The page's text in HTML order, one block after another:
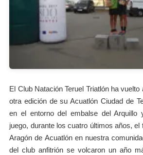
El Club Natación Teruel Triatlón ha
otra edición de su Acuatlón Ciudad de
en el entorno del embalse del Arquillo
juego, durante los cuatro últimos años,
Aragón de Acuatlón en nuestra
del club anfitrión se volcaron un año